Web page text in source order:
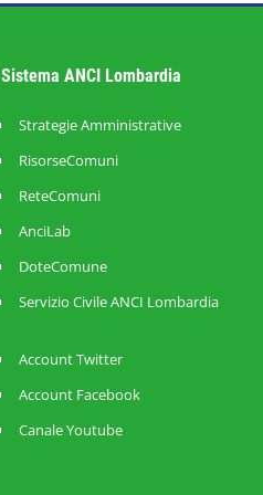
Sistema ANCI Lombardia
Strategie Amministrative
RisorseComuni
ReteComuni
AnciLab
DoteComune
Servizio Civile ANCI Lombardia
Account Twitter
Account Facebook
Canale Youtube